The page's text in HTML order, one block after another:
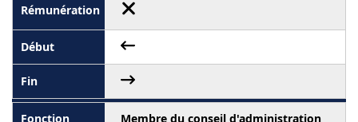
Membre du conseil d'administration